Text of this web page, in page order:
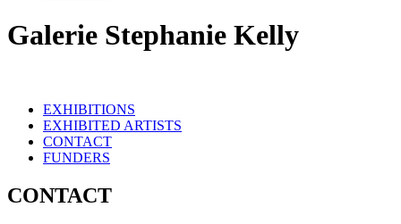
Galerie Stephanie Kelly
EXHIBITIONS
EXHIBITED ARTISTS
CONTACT
FUNDERS
CONTACT